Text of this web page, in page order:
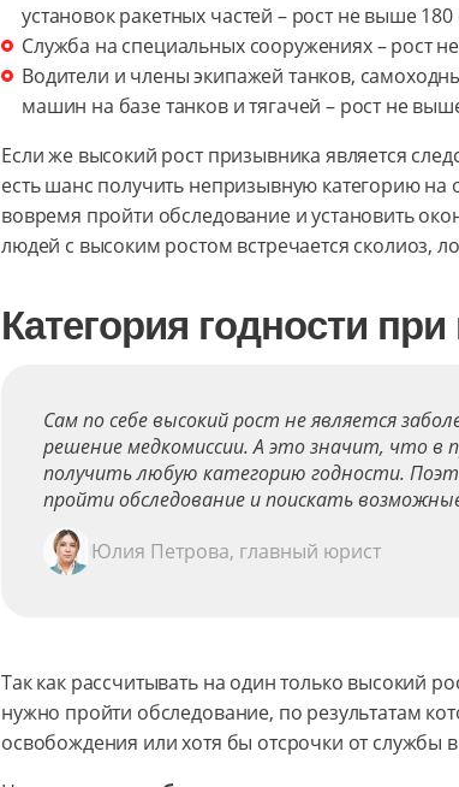
установок ракетных частей – рост не выше 180
Служба на специальных сооружениях – рост
Водители и члены экипажей танков,
машин на базе танков и тягачей – рост не
Если же высокий рост призывника является
есть шанс получить непризывную категорию на
вовремя пройти обследование и установить
людей с высоким ростом встречается сколиоз,
Категория годности
Сам по себе высокий рост не является
решение медкомиссии. А это значит, что
получить любую категорию годности.
пройти обследование и поискать
Юлия Петрова, главный юрист
Так как рассчитывать на один только высокий
нужно пройти обследование, по результатам
освобождения или хотя бы отсрочки от службы